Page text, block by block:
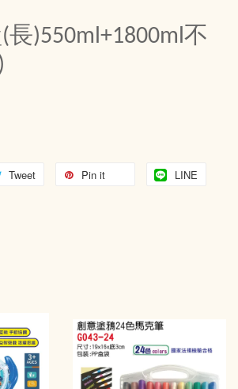
長)550ml+1800ml不
Tweet Pin it LINE